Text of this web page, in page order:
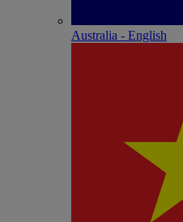
Australia - English